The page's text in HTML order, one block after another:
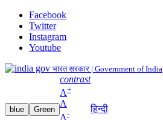
Facebook
Twitter
Instagram
Youtube
भारत सरकार | Government of India
blue Green
contrast
A+
A
A- हिन्दी